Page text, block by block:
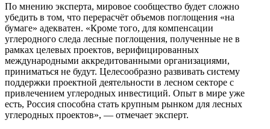
По мнению эксперта, мировое сообщество будет сложно
убедить в том, что перерасчёт объемов поглощения «на
бумаге» адекватен. «Кроме того, для компенсации
углеродного следа лесные поглощения, полученные не в
рамках целевых проектов, верифицированных
международными аккредитованными организациями,
приниматься не будут. Целесообразно развивать систему
поддержки проектной деятельности в лесном секторе с
привлечением углеродных инвестиций. Опыт в мире уже
есть, Россия способна стать крупным рынком для лесных
углеродных проектов», — отмечает эксперт.